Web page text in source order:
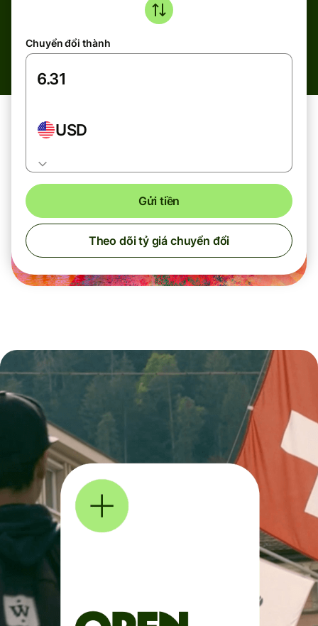
Chuyển đổi thành
USD
Gửi tiền
Theo dõi tỷ giá chuyển đổi